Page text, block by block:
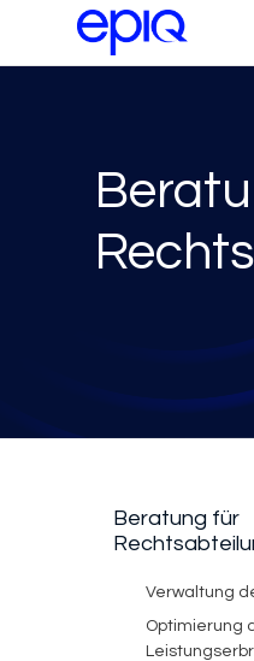
Beratung für
Verwaltung
Optimierung